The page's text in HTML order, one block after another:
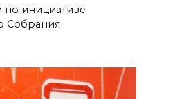
инициативе
Собрания